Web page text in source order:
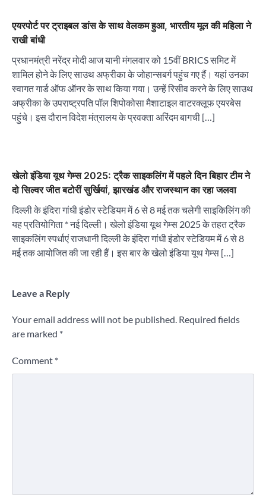
एयरपोर्ट पर ट्राइबल डांस के साथ वेलकम हुआ, भारतीय मूल की महिला ने
राखी बांधी
प्रधानमंत्री नरेंद्र मोदी आज यानी मंगलवार को 15वीं BRICS समिट में
शामिल होने के लिए साउथ अफ्रीका के जोहान्सबर्ग पहुंच गए हैं। यहां उनका
स्वागत गार्ड ऑफ ऑनर के साथ किया गया। उन्हें रिसीव करने के लिए साउथ
अफ्रीका के उपराष्ट्रपति पॉल शिपोकोसा मैशाटाइल वाटरक्लूफ एयरबेस
पहुंचे। इस दौरान विदेश मंत्रालय के प्रवक्ता अरिंदम बागची […]
खेलो इंडिया यूथ गेम्स 2025: ट्रैक साइकलिंग में पहले दिन बिहार टीम ने
दो सिल्वर जीत बटोरीं सुर्खियां, झारखंड और राजस्थान का रहा जलवा
दिल्ली के इंदिरा गांधी इंडोर स्टेडियम में 6 से 8 मई तक चलेगी साइकिलिंग की
यह प्रतियोगिता * नई दिल्ली। खेलो इंडिया यूथ गेम्स 2025 के तहत ट्रैक
साइकलिंग स्पर्धाएं राजधानी दिल्ली के इंदिरा गांधी इंडोर स्टेडियम में 6 से 8
मई तक आयोजित की जा रही हैं। इस बार के खेलो इंडिया यूथ गेम्स […]
Leave a Reply
Your email address will not be published. Required fields
are marked *
Comment *